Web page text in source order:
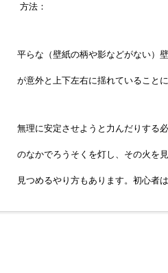
方法：
平らな（壁紙の柄や影などがない）
が意外と上下左右に揺れていること
無理に安定させようと力んだりする
のなかでろうそくを灯し、その火を
見つめるやり方もあります。初心者